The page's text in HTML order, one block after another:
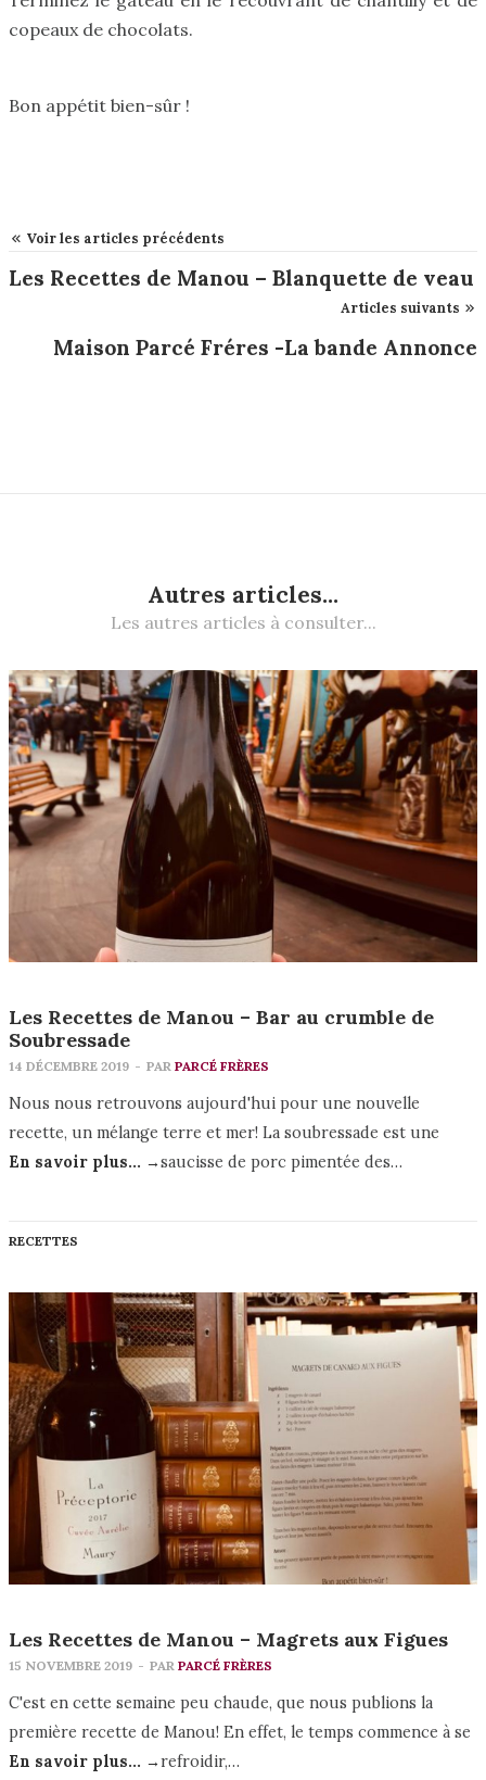
copeaux de chocolats.
Bon appétit bien-sûr !
Voir les articles précédents
Les Recettes de Manou – Blanquette de veau
Articles suivants
Maison Parcé Fréres -La bande Annonce
Autres articles...
Les autres articles à consulter...
Les Recettes de Manou – Bar au crumble de
Soubressade
14 DÉCEMBRE 2019 - PAR PARCÉ FRÈRES
Nous nous retrouvons aujourd'hui pour une nouvelle
recette, un mélange terre et mer! La soubressade est une
saucisse de porc pimentée des…
En savoir plus... →
RECETTES
Les Recettes de Manou – Magrets aux Figues
15 NOVEMBRE 2019 - PAR PARCÉ FRÈRES
C'est en cette semaine peu chaude, que nous publions la
première recette de Manou! En effet, le temps commence à se
refroidir,…
En savoir plus... →